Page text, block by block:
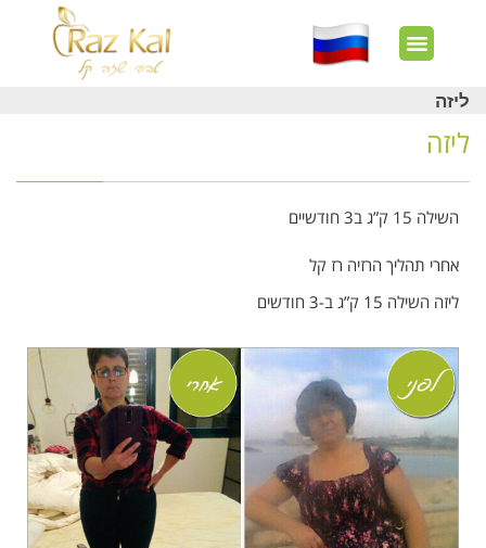
ליזה
ליזה
השילה 15 ק”ג ב3 חודשיים
אחרי תהליך הרזיה רז קל
ליזה השילה 15 ק”ג ב-3 חודשים